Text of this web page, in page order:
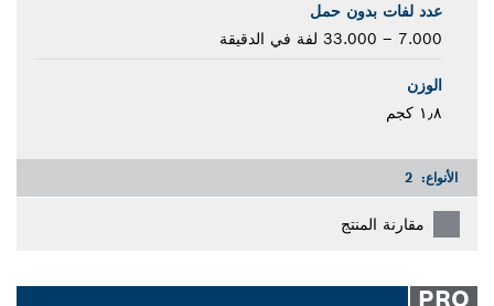
عدد لفات بدون حمل
7.000 – 33.000 لفة في الدقيقة
الوزن
١٫٨ كجم
الأنواع: 2
مقارنة المنتج
PRO